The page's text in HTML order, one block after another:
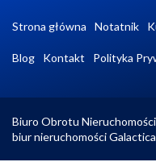
Strona główna Notatnik
Blog Kontakt Polityka
Biuro Obrotu
biur nieruchomości